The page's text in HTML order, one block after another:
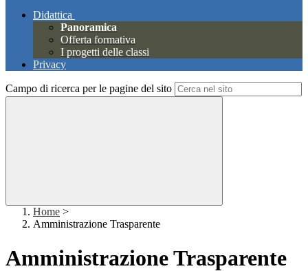
Didattica
Panoramica
Offerta formativa
I progetti delle classi
Privacy
Campo di ricerca per le pagine del sito
Home >
Amministrazione Trasparente
Amministrazione Trasparente